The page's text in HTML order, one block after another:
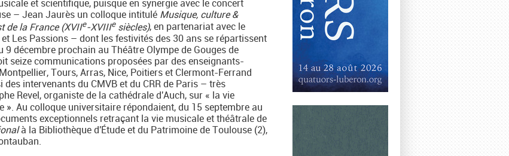
et scientifique, puisque en synergie avec le concert
– Jean Jaurès un colloque intitulé Musique, culture &
de la France (XVIIe-XVIIIesiècles), en partenariat avec le
Les Passions – dont les festivités des 30 ans se répartissent
décembre prochain au Théâtre Olympe de Gouges de
seize communications proposées par des enseignants-
Tours, Arras, Nice, Poitiers et Clermont-Ferrand
intervenants du CMVB et du CRR de Paris – très
Revel, organiste de la cathédrale d'Auch, sur « la vie
». Au colloque universitaire répondaient, du 15 septembre au
exceptionnels retraçant la vie musicale et théâtrale de
à la Bibliothèque d'Étude et du Patrimoine de Toulouse (2),